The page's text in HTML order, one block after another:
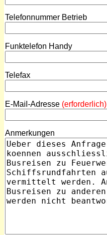
Telefonnummer Betrieb
Funktelefon Handy
Telefax
E-Mail-Adresse (erforderlich)
Anmerkungen